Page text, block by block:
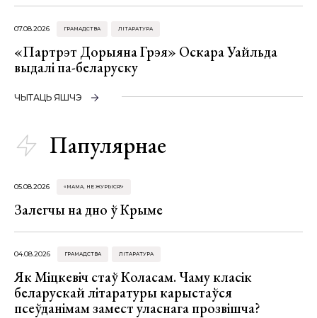
07.08.2026 ГРАМАДСТВА ЛІТАРАТУРА
«Партрэт Дорыяна Грэя» Оскара Уайльда
выдалі па-беларуску
ЧЫТАЦЬ ЯШЧЭ
Папулярнае
05.08.2026 «МАМА, НЕ ЖУРЫСЯ!»
Залегчы на дно ў Крыме
04.08.2026 ГРАМАДСТВА ЛІТАРАТУРА
Як Міцкевіч стаў Коласам. Чаму класік
беларускай літаратуры карыстаўся
псеўданімам замест уласнага прозвішча?